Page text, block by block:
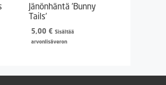
Jänönhäntä ’Bunny
Tails’
5,00 € Sisältää
arvonlisäveron